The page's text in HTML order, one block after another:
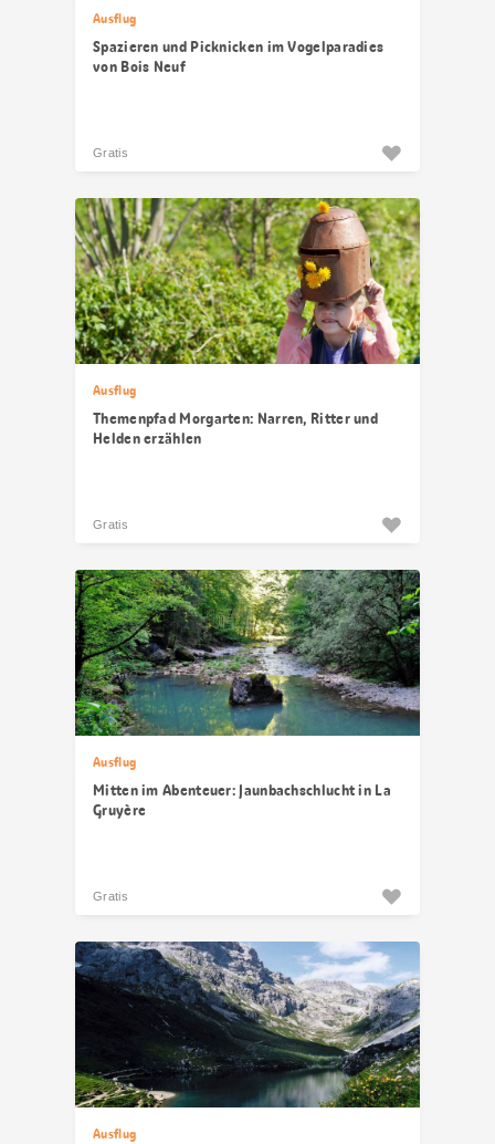
Ausflug
Spazieren und Picknicken im Vogelparadies
von Bois Neuf
Gratis
Ausflug
Themenpfad Morgarten: Narren, Ritter und
Helden erzählen
Gratis
Ausflug
Mitten im Abenteuer: Jaunbachschlucht in La
Gruyère
Gratis
Ausflug